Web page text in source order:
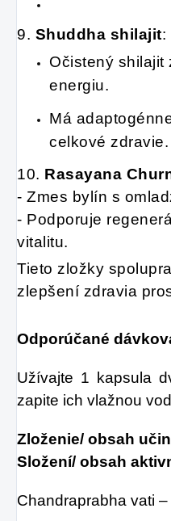
9. Shuddha shilajit:
Očistený shilajit
energiu.
Má
celkové zdravie.
10. Rasayana
- Zmes bylín s
- Podporuje
vitalitu.
Tieto zložky
zlepšení zdravia
Odporúčané
Užívajte 1 kapsula
zapite ich vlažnou
Zloženie/ obsah
Složení/ obsah
Chandraprabha vati